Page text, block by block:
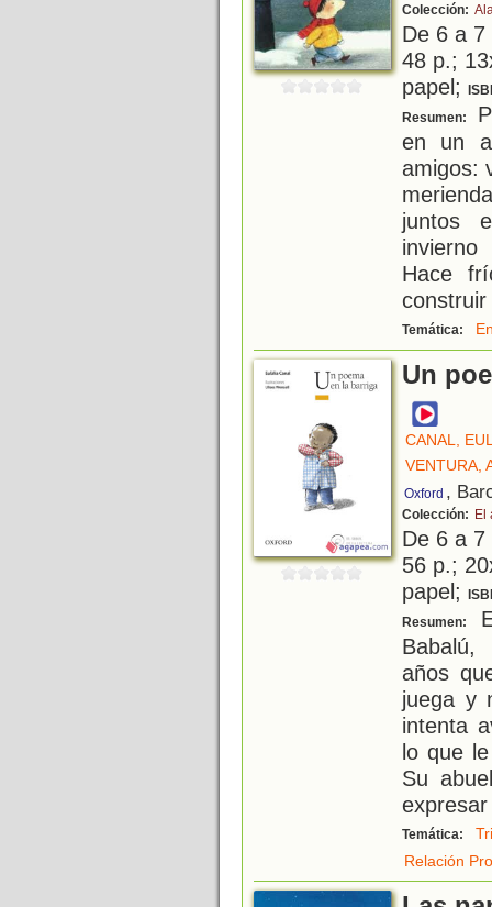
Colección:
De 6 a
48 p.;
papel;
Resumen:
en un
amigos:
juntos
Hace
Temática:
Un
CANAL,
VENTURA,
Oxford ,
Colección: El
De 6 a
56 p.;
papel;
Resumen:
años
juega y
intenta
lo que
Su
Temática:
Relación